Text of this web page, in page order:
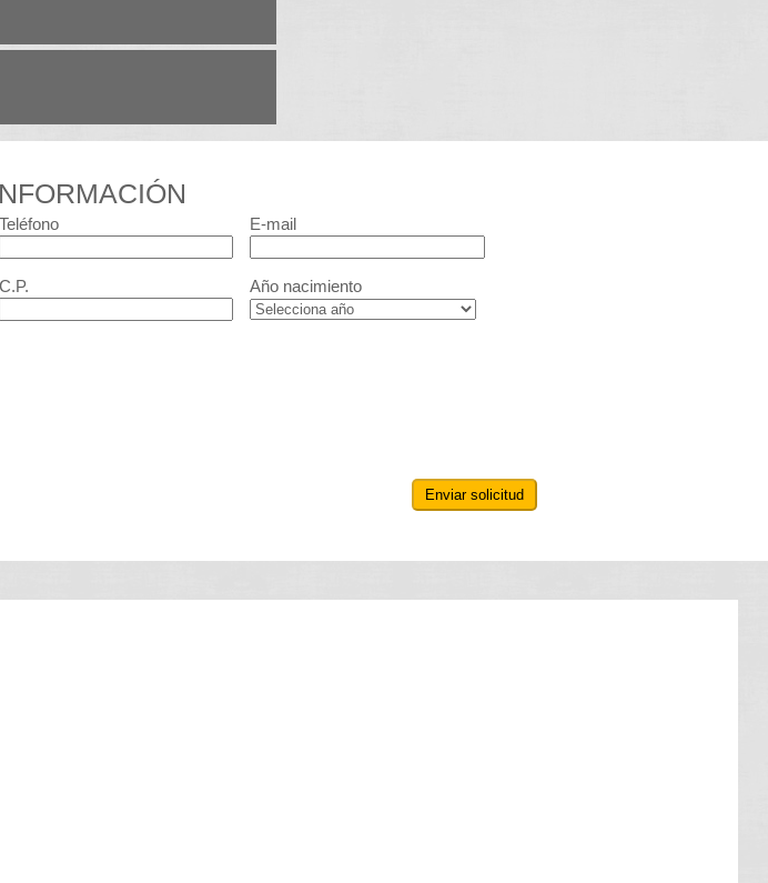
Teléfono E-mail
C.P. Año nacimiento
Enviar solicitud